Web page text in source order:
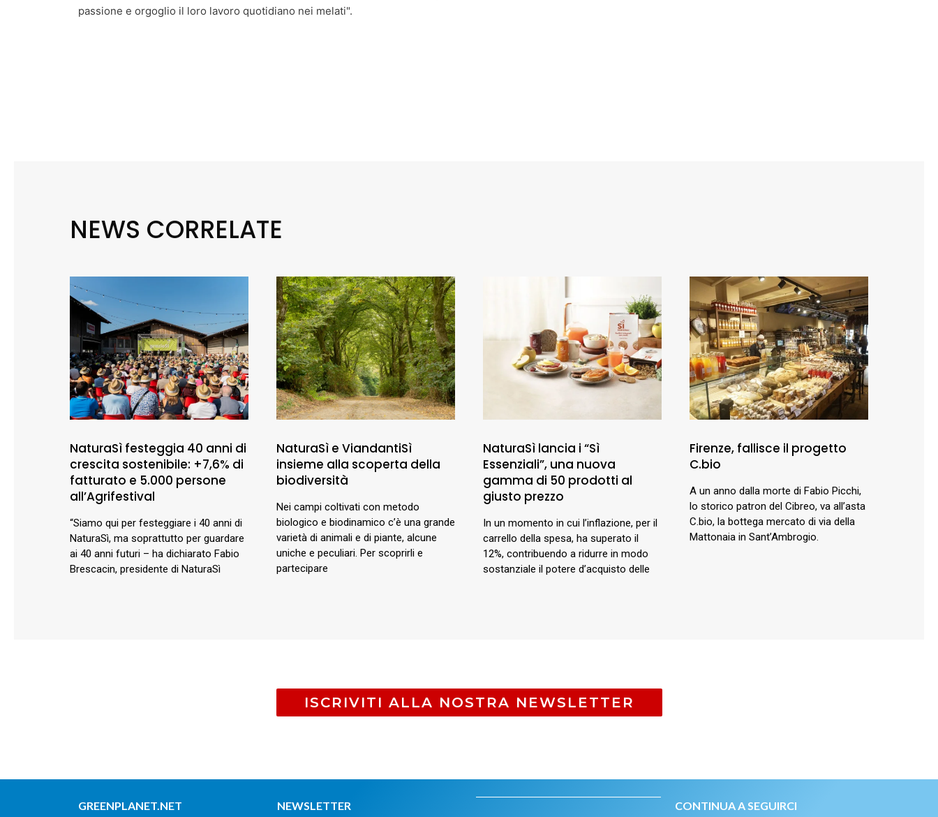
passione e orgoglio il loro lavoro quotidiano nei melati".
NEWS CORRELATE
NaturaSì festeggia 40 anni di
crescita sostenibile: +7,6% di
fatturato e 5.000 persone
all’Agrifestival
“Siamo qui per festeggiare i 40 anni di
NaturaSì, ma soprattutto per guardare
ai 40 anni futuri – ha dichiarato Fabio
Brescacin, presidente di NaturaSì
NaturaSì e ViandantiSì
insieme alla scoperta della
biodiversità
Nei campi coltivati con metodo
biologico e biodinamico c’è una grande
varietà di animali e di piante, alcune
uniche e peculiari. Per scoprirli e
partecipare
NaturaSì lancia i “Sì
Essenziali”, una nuova
gamma di 50 prodotti al
giusto prezzo
In un momento in cui l’inflazione, per il
carrello della spesa, ha superato il
12%, contribuendo a ridurre in modo
sostanziale il potere d’acquisto delle
Firenze, fallisce il progetto
C.bio
A un anno dalla morte di Fabio Picchi,
lo storico patron del Cibreo, va all’asta
C.bio, la bottega mercato di via della
Mattonaia in Sant’Ambrogio.
ISCRIVITI ALLA NOSTRA NEWSLETTER
GREENPLANET.NET NEWSLETTER CONTINUA A SEGUIRCI